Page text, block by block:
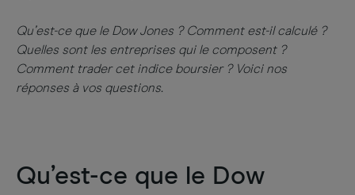
Qu’est-ce que le Dow Jones ? Comment est-il calculé ?
Quelles sont les entreprises qui le composent ?
Comment trader cet indice boursier ? Voici nos
réponses à vos questions.
Qu’est-ce que le Dow